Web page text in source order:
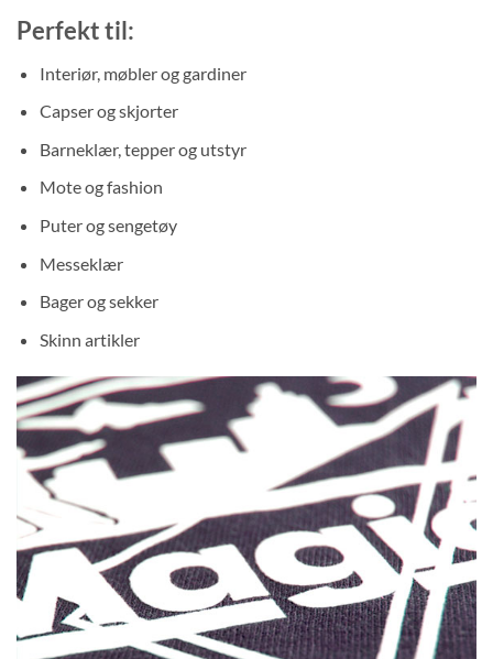
Perfekt til:
Interiør, møbler og gardiner
Capser og skjorter
Barneklær, tepper og utstyr
Mote og fashion
Puter og sengetøy
Messeklær
Bager og sekker
Skinn artikler